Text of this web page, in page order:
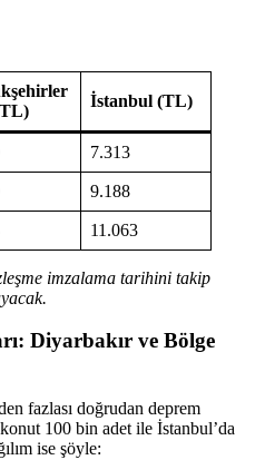
İstanbul (TL)
7.313
9.188
11.063
imzalama tarihini takip
Diyarbakır ve Bölge
fazlası doğrudan deprem
100 bin adet ile İstanbul’da
ise şöyle: